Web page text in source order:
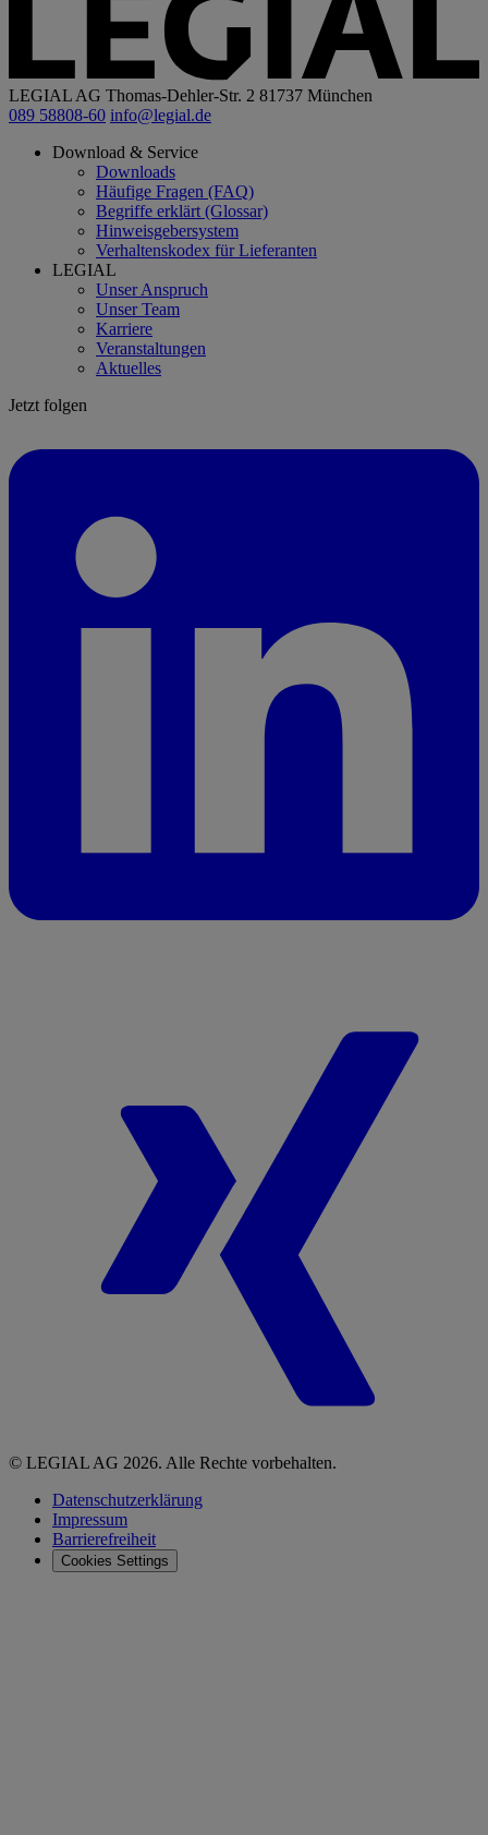
LEGIAL AG Thomas-Dehler-Str. 2 81737 München
089 58808-60 info@legial.de
Download & Service
Downloads
Häufige Fragen (FAQ)
Begriffe erklärt (Glossar)
Hinweisgebersystem
Verhaltenskodex für Lieferanten
LEGIAL
Unser Anspruch
Unser Team
Karriere
Veranstaltungen
Aktuelles
Jetzt folgen
© LEGIAL AG 2026. Alle Rechte vorbehalten.
Datenschutzerklärung
Impressum
Barrierefreiheit
Cookies Settings